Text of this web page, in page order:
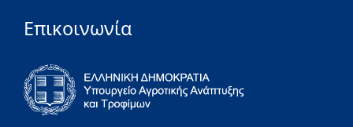
Επικοινωνία